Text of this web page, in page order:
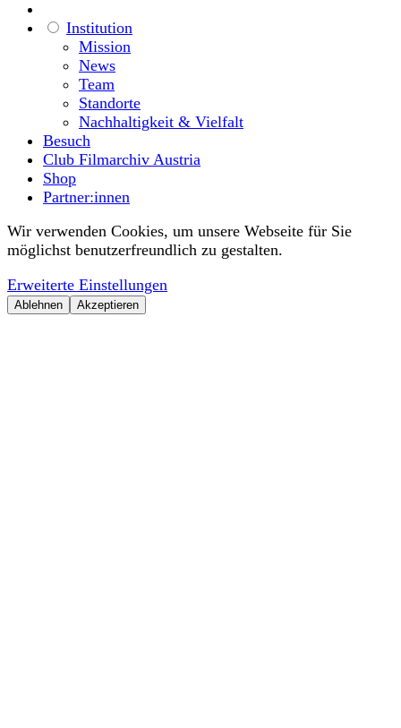
Institution
Mission
News
Team
Standorte
Nachhaltigkeit & Vielfalt
Besuch
Club Filmarchiv Austria
Shop
Partner:innen
Wir verwenden Cookies, um unsere Webseite für Sie
möglichst benutzerfreundlich zu gestalten.
Erweiterte Einstellungen
Ablehnen Akzeptieren